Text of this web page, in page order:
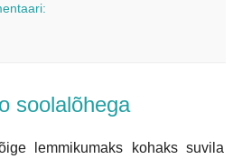
soolalõhega
lemmikumaks kohaks suvila